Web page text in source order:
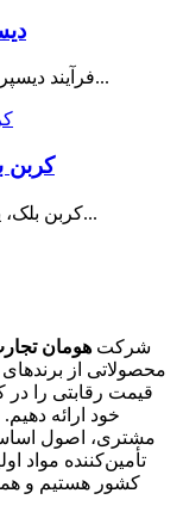
فرآیند دیسپرسیون کربن بلک در محیط‌های آبی، با توجه به...
کربن
کربن بلک، یکی از ماده‌های پیگمنتی قدرتمند و فراگیر در...
شرکت هومان
محصولاتی از
قیمت رقابتی را
خود ارائه
مشتری، اصول
تأمین‌کننده مواد
کشور هستیم و